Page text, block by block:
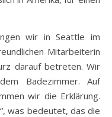
wir in Seattle im
Mitarbeiterin
darauf betreten. Wir
Badezimmer. Auf
wir die Erklärung.
was bedeutet, das die